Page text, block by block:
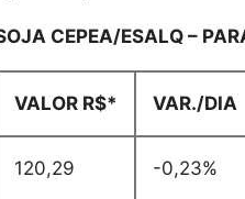
CEPEA/ESALQ –
VALOR R$* VAR./DIA
120,29 -0,23%